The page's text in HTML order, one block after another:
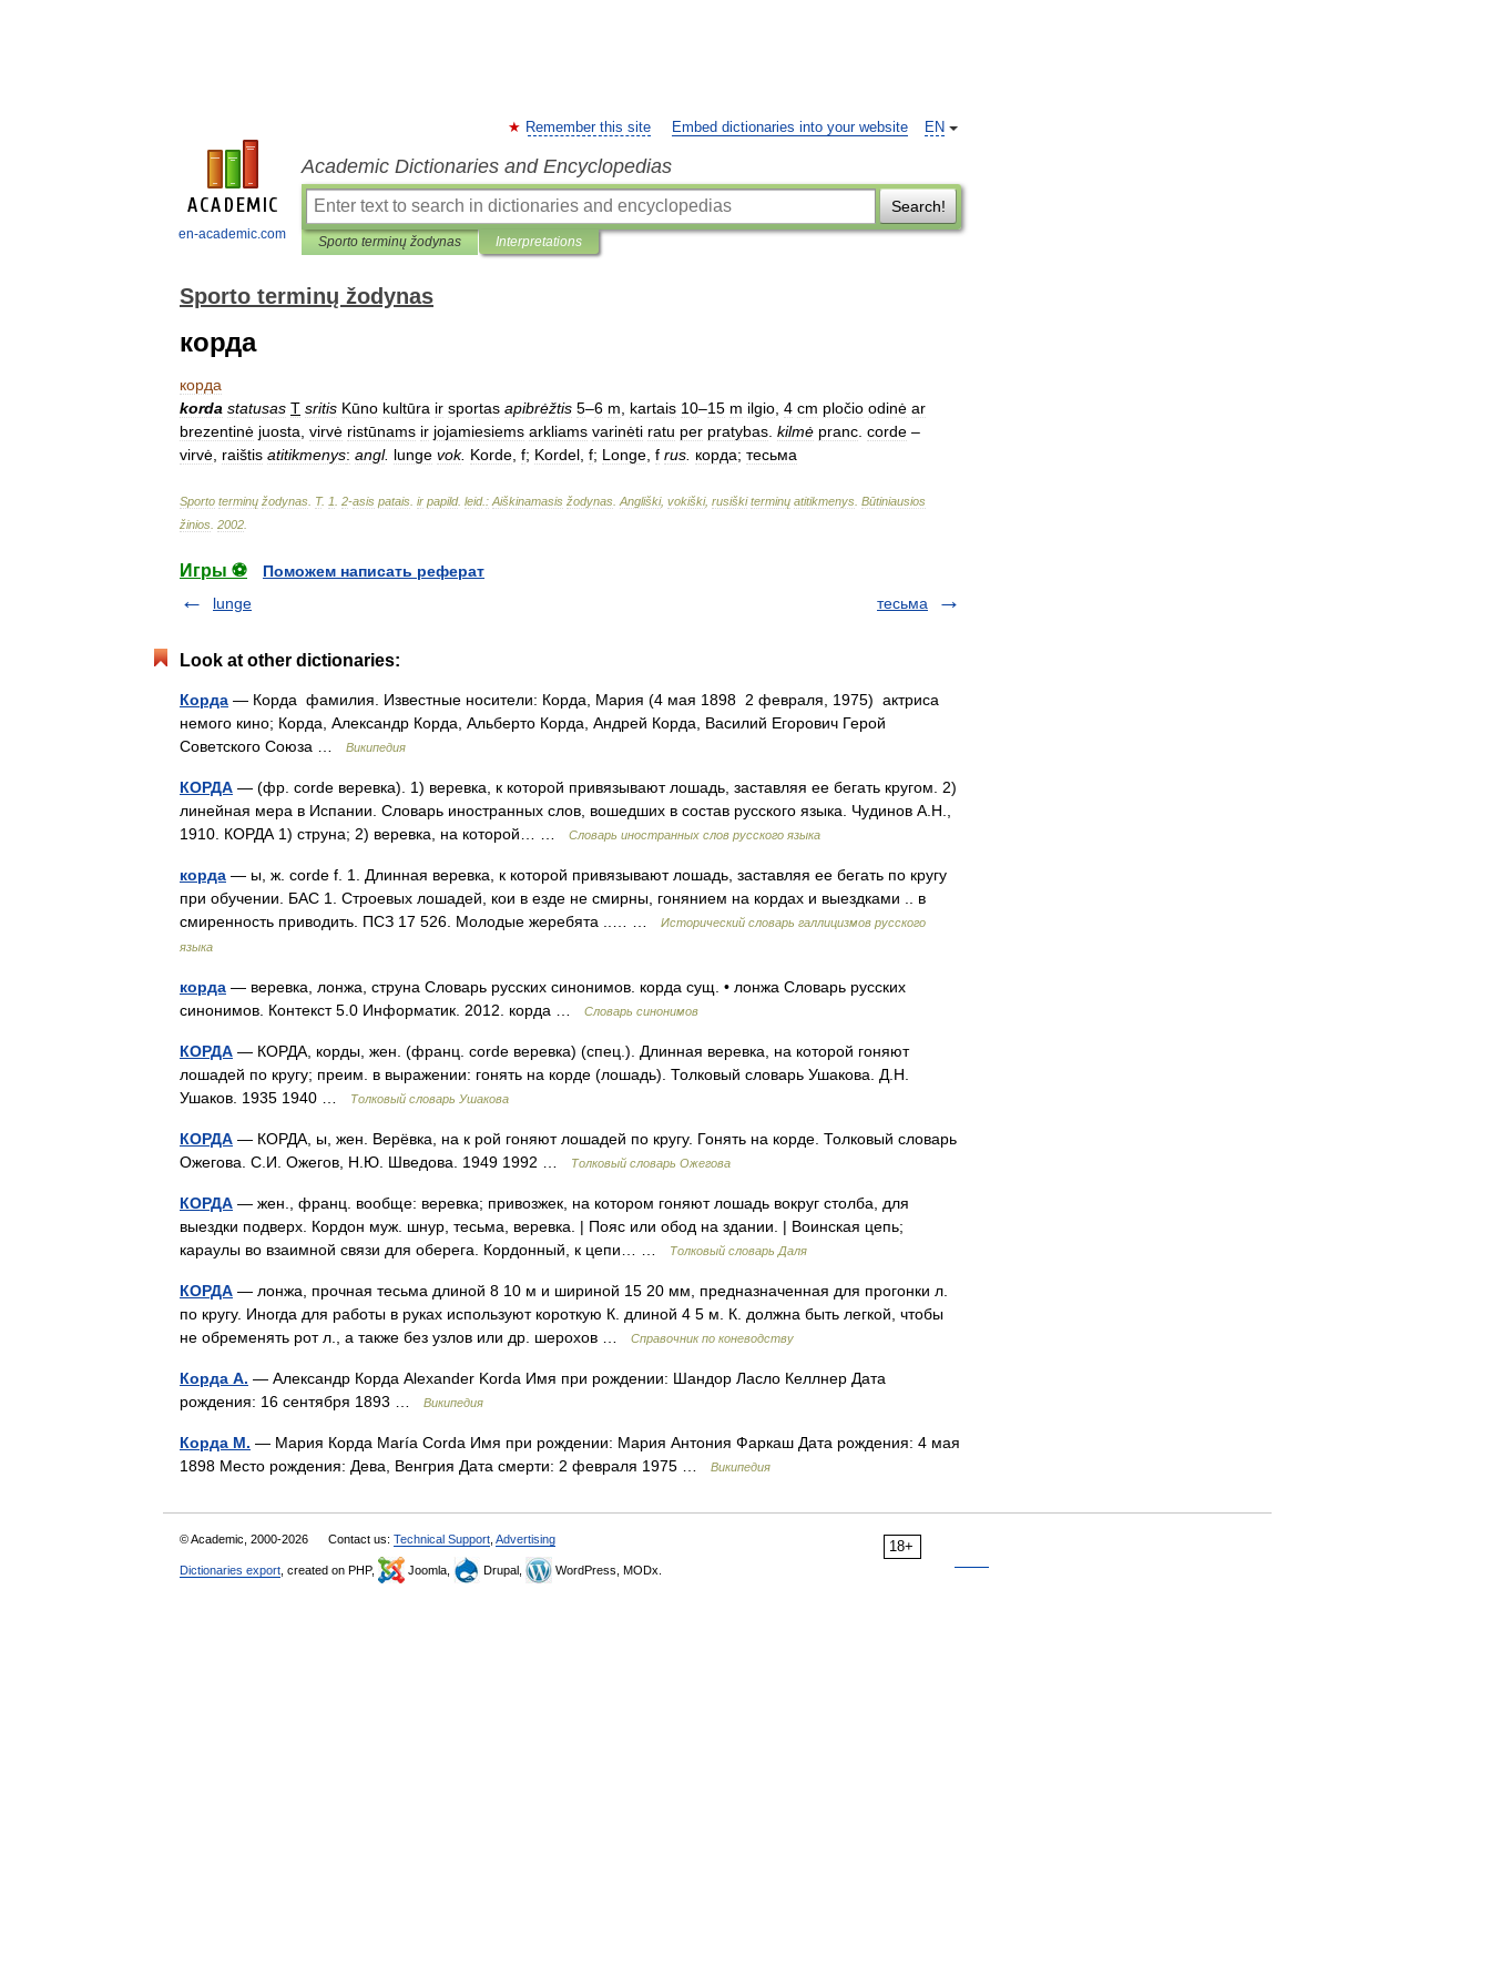
en-academic.com
EN
Remember this site Embed dictionaries into your website
Academic Dictionaries and Encyclopedias
Search!
Sporto terminų žodynas Interpretations
Sporto terminų žodynas
корда
корда
korda statusas T sritis Kūno kultūra ir sportas apibrėžtis 5–6 m kartais 10–15 m ilgio 4 cm pločio odinė ar
brezentinė juosta virvė ristūnams ir jojamiesiems arkliams varinėti ratu per pratybas kilmė pranc corde –
virvė raištis atitikmenys: angl. lunge vok. Korde f; Kordel f; Longe f rus корда; тесьма
Sporto terminų žodynas T. 1 2-asis patais ir papild. leid. : Aiškinamasis žodynas Angliški, vokiški, rusiški terminų atitikmenys Būtiniausios
žinios 2002
Игры ⚽
Поможем написать реферат
lunge
тесьма
Look at other dictionaries:
Корда — Корда фамилия. Известные носители: Корда, Мария (4 мая 1898 2 февраля, 1975) актриса
немого кино; Корда, Александр Корда, Альберто Корда, Андрей Корда, Василий Егорович Герой
Советского Союза …
Википедия
КОРДА — (фр. corde веревка). 1) веревка, к которой привязывают лошадь, заставляя ее бегать кругом. 2)
линейная мера в Испании. Словарь иностранных слов, вошедших в состав русского языка. Чудинов А.Н.,
1910. КОРДА 1) струна; 2) веревка, на которой… …
Словарь иностранных слов русского языка
корда — ы, ж. corde f. 1. Длинная веревка, к которой привязывают лошадь, заставляя ее бегать по кругу
при обучении. БАС 1. Строевых лошадей, кои в езде не смирны, гонянием на кордах и выездками .. в
смиренность приводить. ПСЗ 17 526. Молодые жеребята ..… …
Исторический словарь галлицизмов русского
языка
корда — веревка, лонжа, струна Словарь русских синонимов. корда сущ. • лонжа Словарь русских
синонимов. Контекст 5.0 Информатик. 2012. корда …
Словарь синонимов
КОРДА — КОРДА, корды, жен. (франц. corde веревка) (спец.). Длинная веревка, на которой гоняют
лошадей по кругу; преим. в выражении: гонять на корде (лошадь). Толковый словарь Ушакова. Д.Н.
Ушаков. 1935 1940 …
Толковый словарь Ушакова
КОРДА — КОРДА, ы, жен. Верёвка, на к рой гоняют лошадей по кругу. Гонять на корде. Толковый словарь
Ожегова. С.И. Ожегов, Н.Ю. Шведова. 1949 1992 …
Толковый словарь Ожегова
КОРДА — жен., франц. вообще: веревка; привозжек, на котором гоняют лошадь вокруг столба, для
выездки подверх. Кордон муж. шнур, тесьма, веревка. | Пояс или обод на здании. | Воинская цепь;
караулы во взаимной связи для оберега. Кордонный, к цепи… …
Толковый словарь Даля
КОРДА — лонжа, прочная тесьма длиной 8 10 м и шириной 15 20 мм, предназначенная для прогонки л.
по кругу. Иногда для работы в руках используют короткую К. длиной 4 5 м. К. должна быть легкой, чтобы
не обременять рот л., а также без узлов или др. шерохов …
Справочник по коневодству
Корда А. — Александр Корда Alexander Korda Имя при рождении: Шандор Ласло Келлнер Дата
рождения: 16 сентября 1893 …
Википедия
Корда М. — Мария Корда María Corda Имя при рождении: Мария Антония Фаркаш Дата рождения: 4 мая
1898 Место рождения: Дева, Венгрия Дата смерти: 2 февраля 1975 …
Википедия
18+
© Academic, 2000-2026 Contact us: Technical Support Advertising
Dictionaries export , created on PHP, Joomla, Drupal, WordPress, MODx.